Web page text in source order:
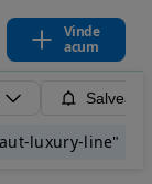
Vinde
acum
luxury-line"